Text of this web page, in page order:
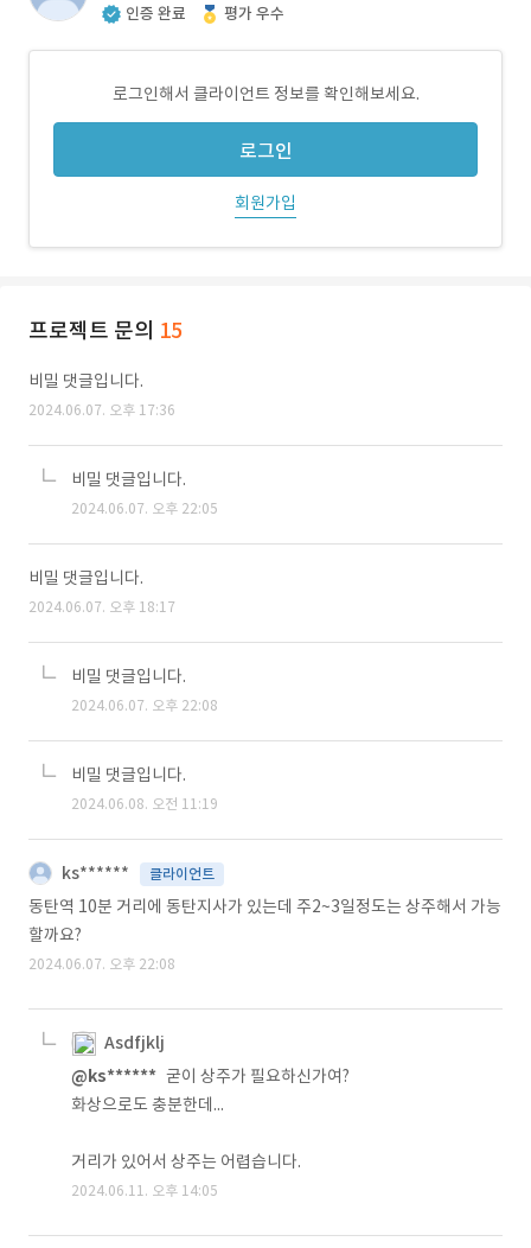
인증 완료 평가 우수
로그인해서 클라이언트 정보를 확인해보세요.
로그인
회원가입
프로젝트 문의 15
비밀 댓글입니다.
2024.06.07. 오후 17:36
비밀 댓글입니다.
2024.06.07. 오후 22:05
비밀 댓글입니다.
2024.06.07. 오후 18:17
비밀 댓글입니다.
2024.06.07. 오후 22:08
비밀 댓글입니다.
2024.06.08. 오전 11:19
ks****** 클라이언트
동탄역 10분 거리에 동탄지사가 있는데 주2~3일정도는 상주해서 가능
할까요?
2024.06.07. 오후 22:08
Asdfjklj
@ks****** 굳이 상주가 필요하신가여?
화상으로도 충분한데...
거리가 있어서 상주는 어렵습니다.
2024.06.11. 오후 14:05